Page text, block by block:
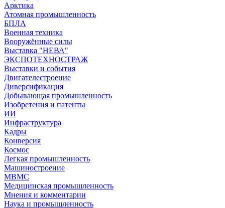
Арктика
Атомная промышленность
БПЛА
Военная техника
Вооружённые силы
Выставка "НЕВА"
ЭКСПОТЕХНОСТРАЖ
Выставки и события
Двигателестроение
Диверсификация
Добывающая промышленность
Изобретения и патенты
ИИ
Инфраструктура
Кадры
Конверсия
Космос
Легкая промышленность
Машиностроение
МВМС
Медицинская промышленность
Мнения и комментарии
Наука и промышленность